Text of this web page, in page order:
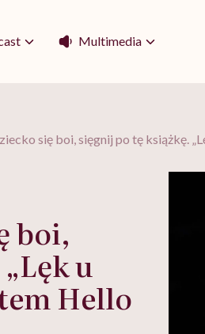
Multimedia
się boi, sięgnij po tę książkę.
boi,
u
Hello